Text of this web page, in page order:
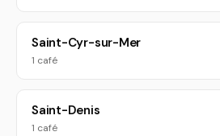
Saint-Cyr-sur-Mer
1 café
Saint-Denis
1 café